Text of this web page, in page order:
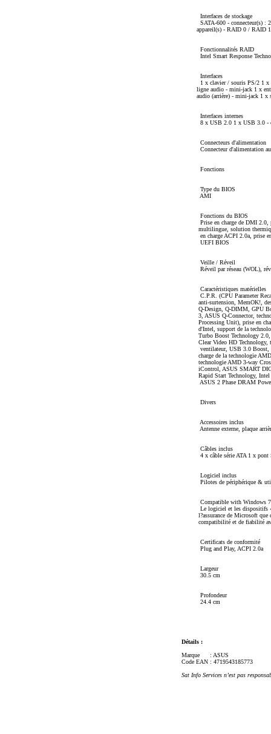
Interfaces de stockage
SATA-600 - connecteur(s) :
appareil(s) - RAID 0 / RAID
Fonctionnalités RAID
Intel Smart Response
Interfaces
1 x clavier / souris PS/2 1
ligne audio - mini-jack 1 x
audio (arrière) - mini-jack 1 x
Interfaces internes
8 x USB 2.0 1 x USB 3.0 -
Connecteurs d'alimentation
Connecteur d'alimentation
Fonctions
Type du BIOS
AMI
Fonctions du BIOS
Prise en charge de DMI
multilingue, solution
en charge ACPI 2.0a, prise
UEFI BIOS
Veille / Réveil
Réveil par réseau (WOL),
Caractéristiques matérielles
C.P.R. (CPU Parameter
anti-surtension, MemOK!,
Q-Design, Q-DIMM, GPU
3, ASUS Q-Connector,
Processing Unit), prise en
d'Intel, support de la
Turbo Boost Technology
Clear Video HD Technology,
ventilateur, USB 3.0 Boost,
charge de la technologie
technologie AMD 3-way
iControl, ASUS SMART
Rapid Start Technology,
ASUS 2 Phase DRAM
Divers
Accessoires inclus
Antenne externe, plaque
Câbles inclus
4 x câble série ATA 1 x pont
Logiciel inclus
Pilotes de périphérique &
Compatible with Windows 7
Le logiciel et les dispositifs
l?assurance de Microsoft
compatibilité et de fiabilité
Certificats de conformité
Plug and Play, ACPI 2.0a
Largeur
30.5 cm
Profondeur
24.4 cm
Détails :
Marque
: ASUS
Code EAN : 4719543185773
Sat Info Services n’est pas